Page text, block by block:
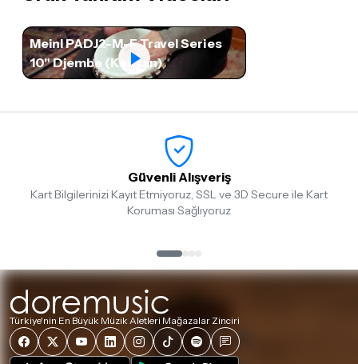
Meinl PADJ2-M-F Travel Series
10" Djembe (Kenyan)
Güvenli Alışveriş
Kart Bilgilerinizi Kayıt Etmiyoruz, SSL ve 3D Secure ile Kart
Koruması Sağlıyoruz
Türkiye'nin En Büyük Müzik Aletleri Mağazalar Zinciri